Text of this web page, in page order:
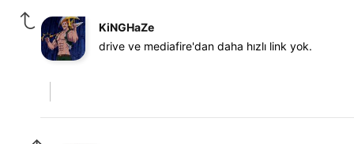
KiNGHaZe
drive ve mediafire'dan daha hızlı link yok.